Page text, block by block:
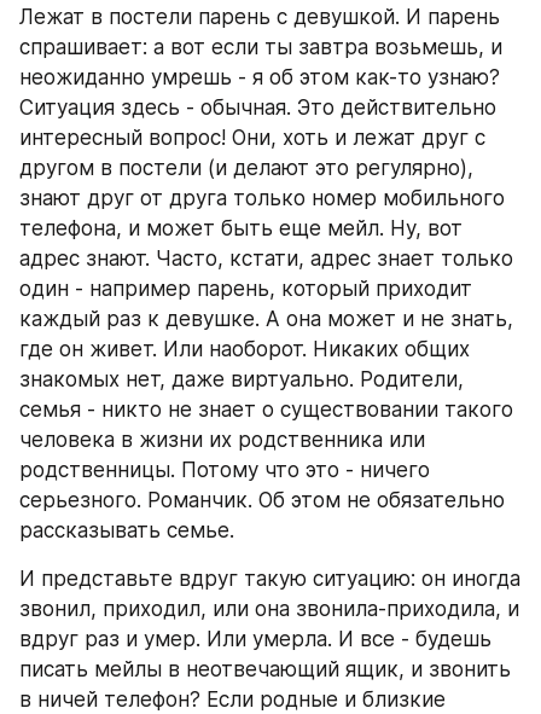
Лежат в постели парень с девушкой. И парень
спрашивает: а вот если ты завтра возьмешь, и
неожиданно умрешь - я об этом как-то узнаю?
Ситуация здесь - обычная. Это действительно
интересный вопрос! Они, хоть и лежат друг с
другом в постели (и делают это регулярно),
знают друг от друга только номер мобильного
телефона, и может быть еще мейл. Ну, вот
адрес знают. Часто, кстати, адрес знает только
один - например парень, который приходит
каждый раз к девушке. А она может и не знать,
где он живет. Или наоборот. Никаких общих
знакомых нет, даже виртуально. Родители,
семья - никто не знает о существовании такого
человека в жизни их родственника или
родственницы. Потому что это - ничего
серьезного. Романчик. Об этом не обязательно
рассказывать семье.
И представьте вдруг такую ситуацию: он иногда
звонил, приходил, или она звонила-приходила, и
вдруг раз и умер. Или умерла. И все - будешь
писать мейлы в неотвечающий ящик, и звонить
в ничей телефон? Если родные и близкие